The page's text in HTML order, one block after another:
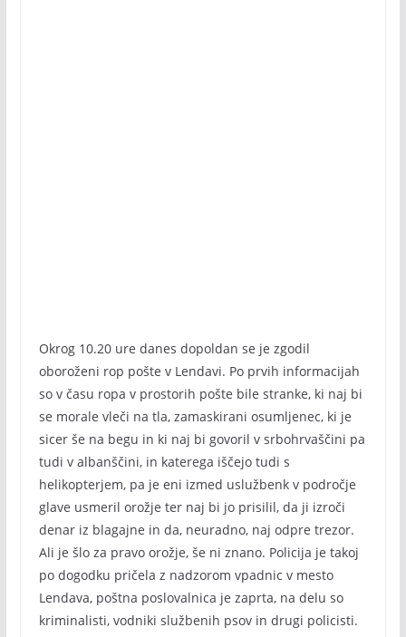
Okrog 10.20 ure danes dopoldan se je zgodil
oboroženi rop pošte v Lendavi. Po prvih informacijah
so v času ropa v prostorih pošte bile stranke, ki naj bi
se morale vleči na tla, zamaskirani osumljenec, ki je
sicer še na begu in ki naj bi govoril v srbohrvaščini pa
tudi v albanščini, in katerega iščejo tudi s
helikopterjem, pa je eni izmed uslužbenk v področje
glave usmeril orožje ter naj bi jo prisilil, da ji izroči
denar iz blagajne in da, neuradno, naj odpre trezor.
Ali je šlo za pravo orožje, še ni znano. Policija je takoj
po dogodku pričela z nadzorom vpadnic v mesto
Lendava, poštna poslovalnica je zaprta, na delu so
kriminalisti, vodniki službenih psov in drugi policisti.